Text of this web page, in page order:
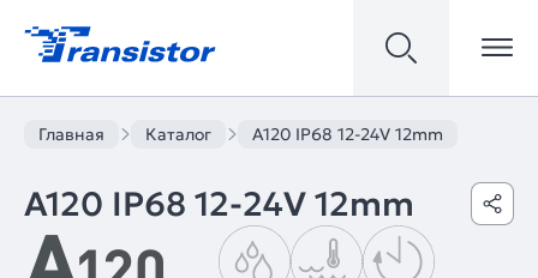
Главная Каталог А120 IP68 12-24V 12mm
А120 IP68 12-24V 12mm